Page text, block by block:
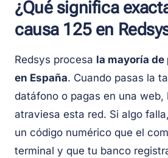
¿Qué significa
causa 125 en
Redsys procesa la mayoría
en España. Cuando pasas la
datáfono o pagas en una web,
atraviesa esta red. Si algo
un código numérico que el
terminal y que tu banco